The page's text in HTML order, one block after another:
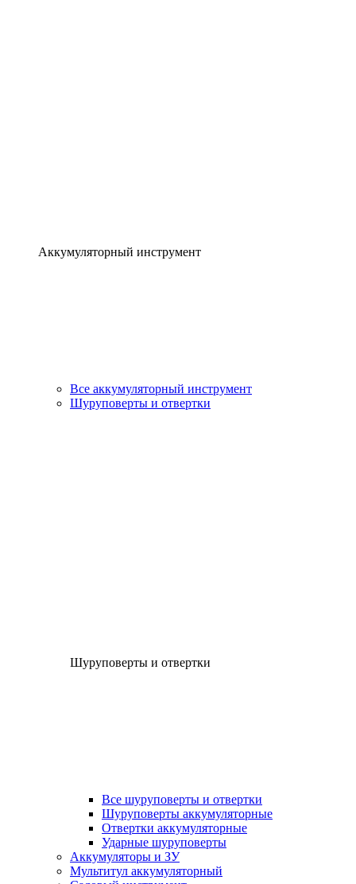
Аккумуляторный инструмент
Все аккумуляторный инструмент
Шуруповерты и отвертки
Шуруповерты и отвертки
Все шуруповерты и отвертки
Шуруповерты аккумуляторные
Отвертки аккумуляторные
Ударные шуруповерты
Аккумуляторы и ЗУ
Мультитул аккумуляторный